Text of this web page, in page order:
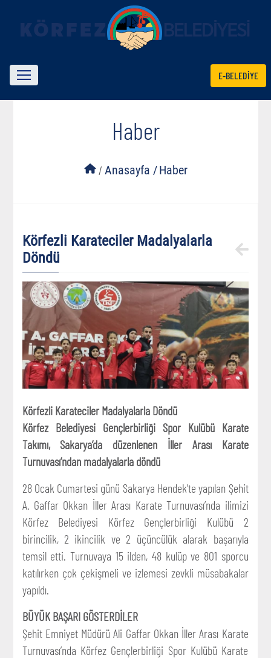
E-BELEDİYE
Haber
/ Anasayfa /Haber
Körfezli Karateciler Madalyalarla
Döndü
Körfezli Karateciler Madalyalarla Döndü
Körfez Belediyesi Gençlerbirliği Spor Kulübü Karate
Takımı, Sakarya’da düzenlenen İller Arası Karate
Turnuvası’ndan madalyalarla döndü
28 Ocak Cumartesi günü Sakarya Hendek’te yapılan Şehit
A. Gaffar Okkan İller Arası Karate Turnuvası’nda ilimizi
Körfez Belediyesi Körfez Gençlerbirliği Kulübü 2
birincilik, 2 ikincilik ve 2 üçüncülük alarak başarıyla
temsil etti. Turnuvaya 15 ilden, 48 kulüp ve 801 sporcu
katılırken çok çekişmeli ve izlemesi zevkli müsabakalar
yapıldı.
BÜYÜK BAŞARI GÖSTERDİLER
Şehit Emniyet Müdürü Ali Gaffar Okkan İller Arası Karate
Turnuvası’nda Körfez Gençlerbirliği Spor Kulübü Karate